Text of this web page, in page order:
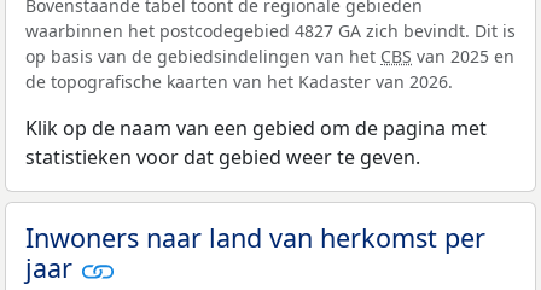
Bovenstaande tabel toont de regionale gebieden
waarbinnen het postcodegebied 4827 GA zich bevindt. Dit is
op basis van de gebiedsindelingen van het CBS van 2025 en
de topografische kaarten van het Kadaster van 2026.
Klik op de naam van een gebied om de pagina met
statistieken voor dat gebied weer te geven.
Inwoners naar land van herkomst per
jaar